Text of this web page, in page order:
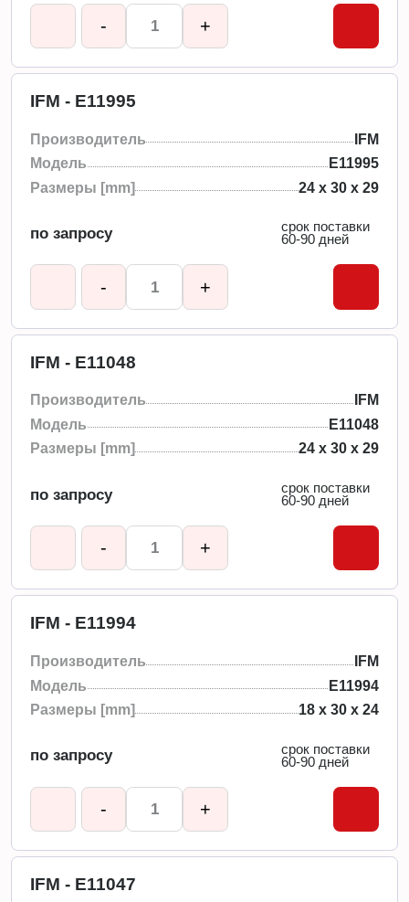
- +
IFM - E11995
Производитель
IFM
Модель
E11995
Размеры [mm]
24 x 30 x 29
по запросу
срок поставки
60-90 дней
- +
IFM - E11048
Производитель
IFM
Модель
E11048
Размеры [mm]
24 x 30 x 29
по запросу
срок поставки
60-90 дней
- +
IFM - E11994
Производитель
IFM
Модель
E11994
Размеры [mm]
18 x 30 x 24
по запросу
срок поставки
60-90 дней
- +
IFM - E11047